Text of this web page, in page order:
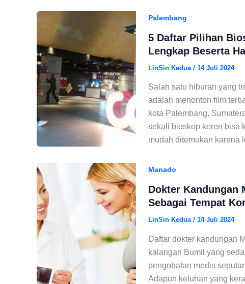
Palembang
5 Daftar Pilihan
Lengkap Beserta
LinSin Kedua / 14 Juli 2024
Salah satu hiburan yang
adalah menonton film
kota Palembang,
sekali bioskop keren bisa
mudah ditemukan karena
Manado
Dokter Kandungan
Sebagai Tempat
LinSin Kedua / 14 Juli 2024
Daftar dokter kandungan
kalangan Bumil yang
pengobatan medis
Adapun keluhan yang